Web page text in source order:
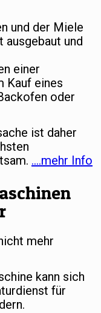
und der Miele
und
einer
Kauf eines
oder
ist daher
….mehr Info
mehr
kann sich
für